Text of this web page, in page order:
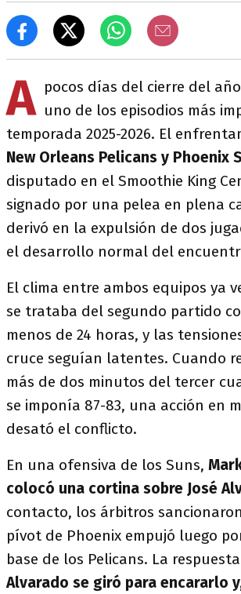
A pocos días del cierre del
uno de los episodios más
temporada 2025-2026. El
New Orleans Pelicans y Phoenix
disputado en el Smoothie King
signado por una pelea en plena
derivó en la expulsión de dos
el desarrollo normal del
El clima entre ambos equipos ya
se trataba del segundo partido
menos de 24 horas, y las
cruce seguían latentes. Cuando
más de dos minutos del tercer
se imponía 87-83, una acción en
desató el conflicto.
En una ofensiva de los Suns,
colocó una cortina sobre José
contacto, los árbitros
pívot de Phoenix empujó luego
base de los Pelicans. La
Alvarado se giró para encararlo